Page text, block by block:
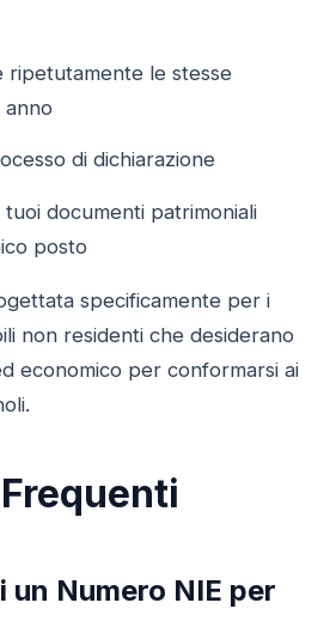
ripetutamente le stesse
anno
di dichiarazione
documenti patrimoniali
posto
specificamente per i
non residenti che desiderano
economico per conformarsi ai
un Numero NIE per